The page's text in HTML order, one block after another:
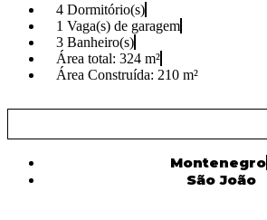
4 Dormitório(s)
1 Vaga(s) de garagem
3 Banheiro(s)
Área total: 324 m²
Área Construída: 210 m²
Montenegro
São João